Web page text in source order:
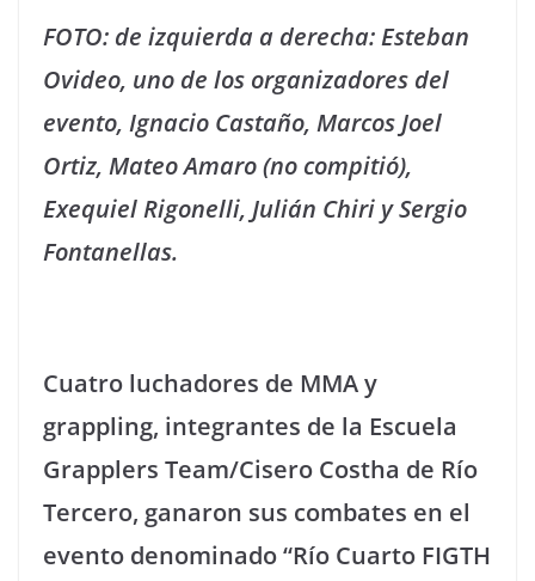
FOTO: de izquierda a derecha: Esteban
Ovideo, uno de los organizadores del
evento, Ignacio Castaño, Marcos Joel
Ortiz, Mateo Amaro (no compitió),
Exequiel Rigonelli, Julián Chiri y Sergio
Fontanellas.
Cuatro luchadores de MMA y
grappling, integrantes de la Escuela
Grapplers Team/Cisero Costha de Río
Tercero, ganaron sus combates en el
evento denominado “Río Cuarto FIGTH